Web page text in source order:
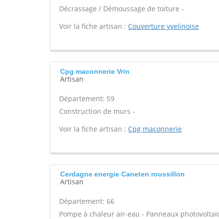
Décrassage / Démoussage de toiture -
Voir la fiche artisan : Couverture yvelinoise
Cpg maconnerie Vrin
Artisan
Département: 59
Construction de murs -
Voir la fiche artisan : Cpg maconnerie
Cerdagne energie Caneten roussillon
Artisan
Département: 66
Pompe à chaleur air-eau - Panneaux